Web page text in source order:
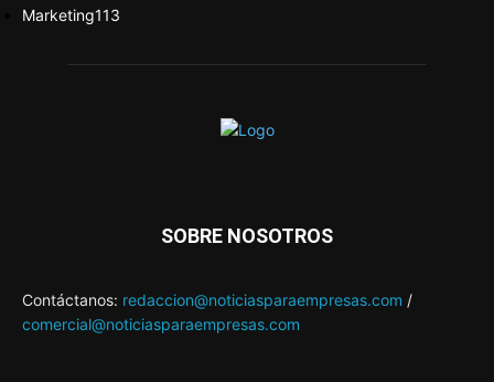
Marketing113
SOBRE NOSOTROS
Contáctanos: redaccion@noticiasparaempresas.com /
comercial@noticiasparaempresas.com